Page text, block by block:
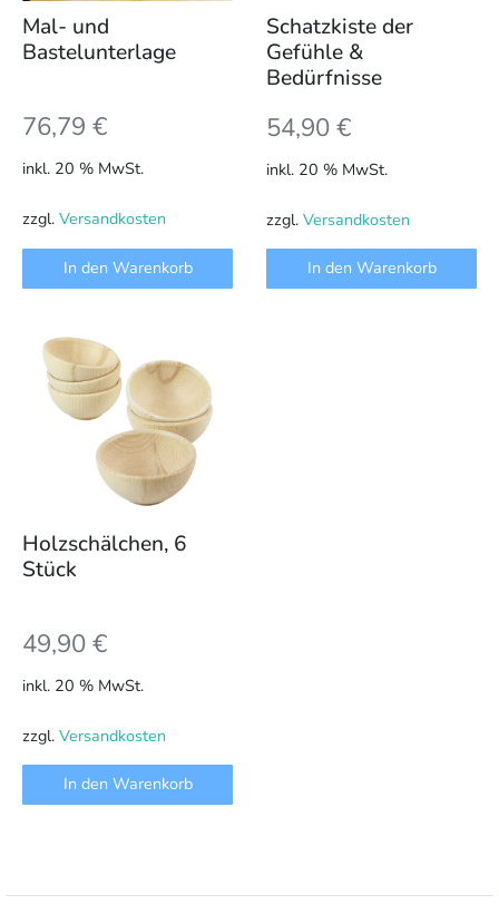
Mal- und
Bastelunterlage
76,79 €
inkl. 20 % MwSt.
zzgl. Versandkosten
In den Warenkorb
Schatzkiste der
Gefühle &
Bedürfnisse
54,90€
inkl. 20 % MwSt.
zzgl. Versandkosten
In den Warenkorb
Holzschälchen, 6
Stück
49,90€
inkl. 20 % MwSt.
zzgl. Versandkosten
In den Warenkorb